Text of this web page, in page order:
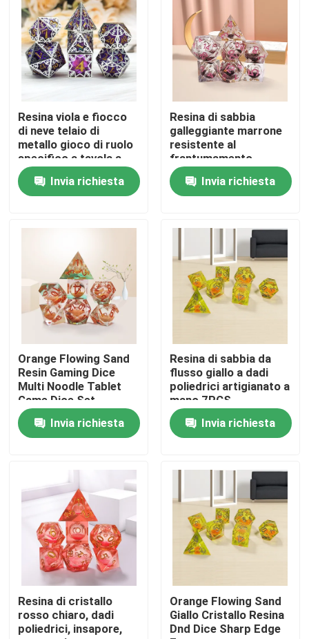
Chi siamo
Contatti
Prodotti
Video
Dadi di RPG della resina
Dadi di RPG del metallo
Mini dadi di RPG
Dadi Polyhedral della resina
Resina viola e fiocco
di neve telaio di
metallo gioco di ruolo
specifico a tavola a
dadi a più lati
Invia richiesta
Resina di sabbia
galleggiante marrone
resistente al
frantumamento
Invia richiesta
Orange Flowing Sand
Resin Gaming Dice
Multi Noodle Tablet
Game Dice Set
Invia richiesta
Resina di sabbia da
flusso giallo a dadi
poliedrici artigianato a
mano 7PCS
Invia richiesta
Resina di cristallo
rosso chiaro, dadi
poliedrici, insapore,
Orange Flowing Sand
Giallo Cristallo Resina
Dnd Dice Sharp Edge